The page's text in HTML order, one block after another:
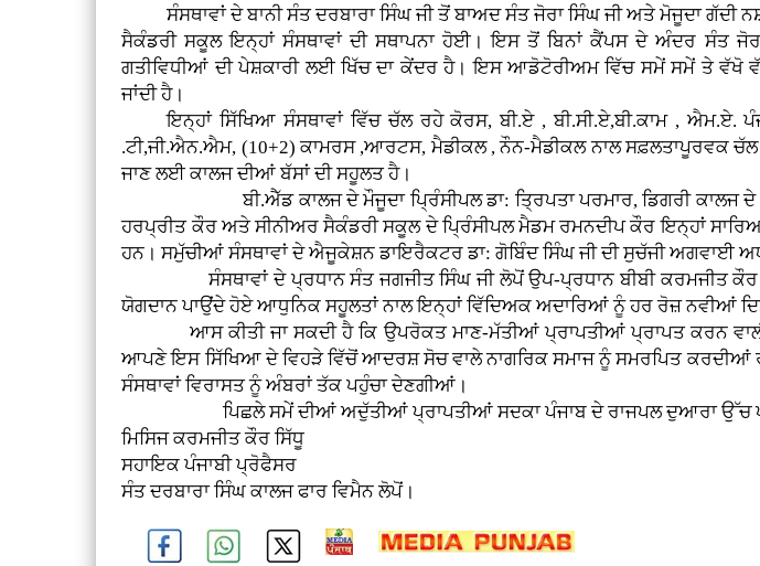
ਸੰਸਥਾਵਾਂ ਦੇ ਬਾਨੀ ਸੰਤ ਦਰਬਾਰਾ ਸਿੰਘ ਜੀ ਤੋਂ ਬਾਅਦ ਸੰਤ ਜੋਰਾ ਸਿੰਘ ਜੀ ਅਤੇ ਮੋਜੂਦਾ ਗੱਦੀ
ਸੈਕੰਡਰੀ ਸਕੂਲ ਇਨ੍ਹਾਂ ਸੰਸਥਾਵਾਂ ਦੀ ਸਥਾਪਨਾ ਹੋਈ। ਇਸ ਤੋਂ ਬਿਨਾਂ ਕੈਂਪਸ ਦੇ ਅੰਦਰ ਸੰਤ
ਗਤੀਵਿਧੀਆਂ ਦੀ ਪੇਸ਼ਕਾਰੀ ਲਈ ਖਿੱਚ ਦਾ ਕੇਂਦਰ ਹੈ। ਇਸ ਆਡੋਟੋਰੀਅਮ ਵਿੱਚ ਸਮੇਂ ਸਮੇਂ ਤੇ ਵੱਖੋ
ਜਾਂਦੀ ਹੈ।
ਇਨ੍ਹਾਂ ਸਿੱਖਿਆ ਸੰਸਥਾਵਾਂ ਵਿੱਚ ਚੱਲ ਰਹੇ ਕੋਰਸ, ਬੀ.ਏ , ਬੀ.ਸੀ.ਏ,ਬੀ.ਕਾਮ , ਐਮ.ਏ.
.ਟੀ,ਜੀ.ਐਨ.ਐਮ, (10+2) ਕਾਮਰਸ ,ਆਰਟਸ, ਮੈਡੀਕਲ , ਨੌਨ-ਮੈਡੀਕਲ ਨਾਲ ਸਫ਼ਲਤਾਪੂਰਵਕ
ਜਾਣ ਲਈ ਕਾਲਜ ਦੀਆਂ ਬੱਸਾਂ ਦੀ ਸਹੂਲਤ ਹੈ।
ਬੀ.ਐੱਡ ਕਾਲਜ ਦੇ ਮੌਜੂਦਾ ਪ੍ਰਿੰਸੀਪਲ ਡਾ: ਤ੍ਰਿਪਤਾ ਪਰਮਾਰ, ਡਿਗਰੀ ਕਾਲਜ ਦੇ
ਹਰਪ੍ਰੀਤ ਕੌਰ ਅਤੇ ਸੀਨੀਅਰ ਸੈਕੰਡਰੀ ਸਕੂਲ ਦੇ ਪ੍ਰਿੰਸੀਪਲ ਮੈਡਮ ਰਮਨਦੀਪ ਕੌਰ ਇਨ੍ਹਾਂ
ਹਨ। ਸਮੁੱਚੀਆਂ ਸੰਸਥਾਵਾਂ ਦੇ ਐਜੂਕੇਸ਼ਨ ਡਾਇਰੈਕਟਰ ਡਾ: ਗੋਬਿੰਦ ਸਿੰਘ ਜੀ ਦੀ ਸੁਚੱਜੀ ਅਗਵਾਈ
ਸੰਸਥਾਵਾਂ ਦੇ ਪ੍ਰਧਾਨ ਸੰਤ ਜਗਜੀਤ ਸਿੰਘ ਜੀ ਲੋਪੋਂ ਉਪ-ਪ੍ਰਧਾਨ ਬੀਬੀ ਕਰਮਜੀਤ ਕੌਰ
ਯੋਗਦਾਨ ਪਾਉਂਦੇ ਹੋਏ ਆਧੁਨਿਕ ਸਹੂਲਤਾਂ ਨਾਲ ਇਨ੍ਹਾਂ ਵਿੱਦਿਅਕ ਅਦਾਰਿਆਂ ਨੂੰ ਹਰ ਰੋਜ਼ ਨਵੀਆਂ
ਆਸ ਕੀਤੀ ਜਾ ਸਕਦੀ ਹੈ ਕਿ ਉਪਰੋਕਤ ਮਾਣ-ਮੱਤੀਆਂ ਪ੍ਰਾਪਤੀਆਂ ਪ੍ਰਾਪਤ ਕਰਨ
ਆਪਣੇ ਇਸ ਸਿੱਖਿਆ ਦੇ ਵਿਹੜੇ ਵਿੱਚੋਂ ਆਦਰਸ਼ ਸੋਚ ਵਾਲੇ ਨਾਗਰਿਕ ਸਮਾਜ ਨੂੰ ਸਮਰਪਿਤ
ਸੰਸਥਾਵਾਂ ਵਿਰਾਸਤ ਨੂੰ ਅੰਬਰਾਂ ਤੱਕ ਪਹੁੰਚਾ ਦੇਣਗੀਆਂ।
ਪਿਛਲੇ ਸਮੇਂ ਦੀਆਂ ਅਦੁੱਤੀਆਂ ਪ੍ਰਾਪਤੀਆਂ ਸਦਕਾ ਪੰਜਾਬ ਦੇ ਰਾਜਪਲ ਦੁਆਰਾ ਉੱਚ ਪੱਧਰੀ
ਮਿਸਿਜ ਕਰਮਜੀਤ ਕੌਰ ਸਿੱਧੂ
ਸਹਾਇਕ ਪੰਜਾਬੀ ਪ੍ਰੋਫੈਸਰ
ਸੰਤ ਦਰਬਾਰਾ ਸਿੰਘ ਕਾਲਜ ਫਾਰ ਵਿਮੈਨ ਲੋਪੋਂ।